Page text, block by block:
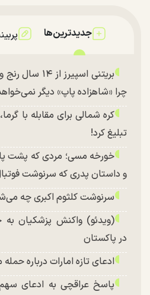
جدیدترین‌ها
بریتنی اسپیرز
چرا «شاهزاده پاپ» دیگر
کره شمالی برای مقابله با
تبلیغ کرد!
خورخه مسی؛ مردی که پشت
و داستان پدری که سرنوشت
سرنوشت کلثوم اکبری چه
(ویدئو) واکنش پزشکیان
در پاکستان
ادعای تازه امارات درباره